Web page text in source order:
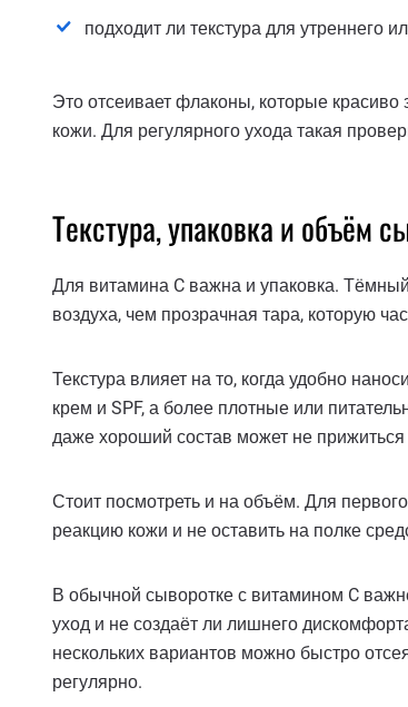
подходит ли текстура для утреннего
Это отсеивает флаконы, которые
кожи. Для регулярного ухода такая
Текстура, упаковка и объём
Для витамина C важна и упаковка.
воздуха, чем прозрачная тара, которую
Текстура влияет на то, когда удобно
крем и SPF, а более плотные или
даже хороший состав может не
Стоит посмотреть и на объём. Для
реакцию кожи и не оставить на полке
В обычной сыворотке с витамином C
уход и не создаёт ли лишнего
нескольких вариантов можно быстро
регулярно.